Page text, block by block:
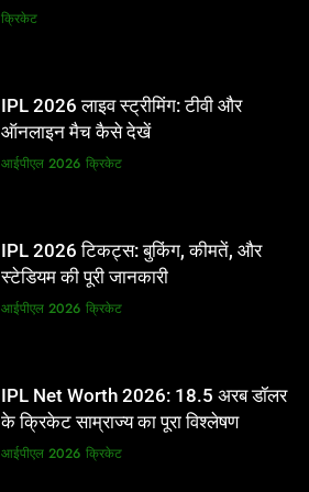
और BCCI पर लगाए गंभीर आरोप
क्रिकेट
IPL 2026 लाइव स्ट्रीमिंग: टीवी और
ऑनलाइन मैच कैसे देखें
आईपीएल 2026 क्रिकेट
IPL 2026 टिकट्स: बुकिंग, कीमतें, और
स्टेडियम की पूरी जानकारी
आईपीएल 2026 क्रिकेट
IPL Net Worth 2026: 18.5 अरब डॉलर
के क्रिकेट साम्राज्य का पूरा विश्लेषण
आईपीएल 2026 क्रिकेट